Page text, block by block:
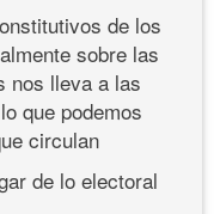
de los
sobre las
nos lleva a las
que podemos
circulan
de lo electoral